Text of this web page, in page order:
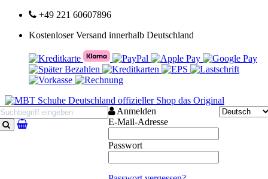
+49 221 60607896
Kostenloser Versand innerhalb Deutschland
Suchen
Anmelden
E-Mail-Adresse
Passwort